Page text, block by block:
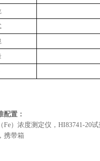
配置：
Fe）浓度测定仪，HI83741-20
携带箱